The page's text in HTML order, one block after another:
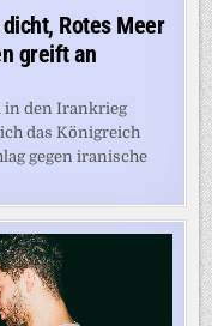
dicht, Rotes Meer
greift an
in den Irankrieg
das Königreich
gegen iranische